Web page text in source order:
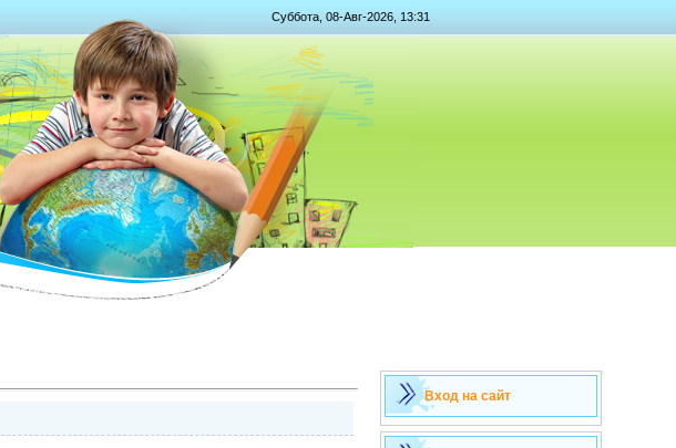
Суббота, 08-Авг-2026, 13:31
Вход на сайт